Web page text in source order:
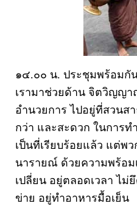
๑๔.๐๐ น. ประชุมพร้อมกั
เรามาช่วยด้าน จิตวิญญ
อำนวยการ ไปอยู่ที่สวนส
กว่า และสะดวก ในการท
เป็นที่เรียบร้อยแล้ว แต่พ
นารายณ์ ด้วยความพร้อม
เปลี่ยน อยู่ตลอดเวลา ไ
ข่าย อยู่ทำอาหารมื้อเย็น